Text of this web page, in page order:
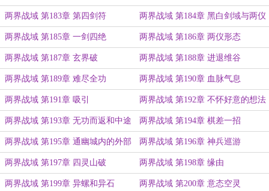
两界战域 第183章 第四剑符 两界战域 第184章 黑白剑域与两仪
剑阵
两界战域 第185章 一剑四绝 两界战域 第186章 两仪形态
两界战域 第187章 玄界破 两界战域 第188章 进退维谷
两界战域 第189章 难尽全功 两界战域 第190章 血脉气息
两界战域 第191章 吸引 两界战域 第192章 不怀好意的想法
两界战域 第193章 无功而返和中途
拦截
两界战域 第194章 棋差一招
两界战域 第195章 通幽城内的外部
势力
两界战域 第196章 神兵巡游
两界战域 第197章 四灵山破 两界战域 第198章 缘由
两界战域 第199章 异螺和异石 两界战域 第200章 意态空灵